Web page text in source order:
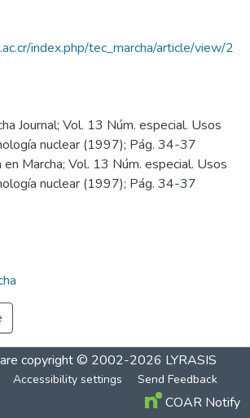
index.php/tec_marcha/article/view/2
Journal; Vol. 13 Núm. especial. Usos
nuclear (1997); Pág. 34-37
Marcha; Vol. 13 Núm. especial. Usos
nuclear (1997); Pág. 34-37
copyright © 2002-2026 LYRASIS
Accessibility settings Send Feedback
COAR Notify